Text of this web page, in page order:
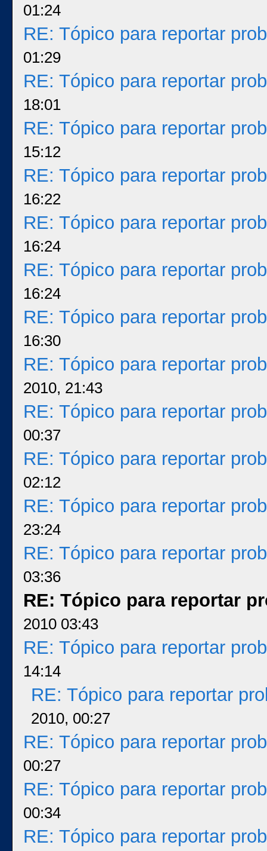
01:24
RE: Tópico para reportar
01:29
RE: Tópico para reportar
18:01
RE: Tópico para reportar
15:12
RE: Tópico para reportar
16:22
RE: Tópico para reportar
16:24
RE: Tópico para reportar
16:24
RE: Tópico para reportar
16:30
RE: Tópico para reportar
2010, 21:43
RE: Tópico para reportar
00:37
RE: Tópico para reportar
02:12
RE: Tópico para reportar
23:24
RE: Tópico para reportar
03:36
RE: Tópico para reportar
2010 03:43
RE: Tópico para reportar
14:14
RE: Tópico para reportar
2010, 00:27
RE: Tópico para reportar
00:27
RE: Tópico para reportar
00:34
RE: Tópico para reportar